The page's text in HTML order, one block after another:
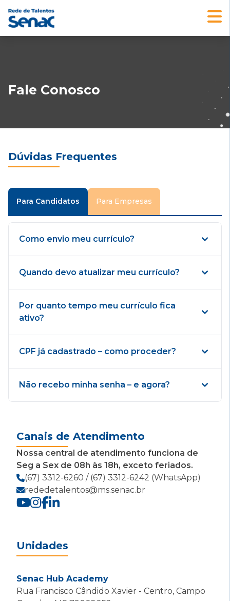
Fale Conosco
Dúvidas Frequentes
Para Candidatos Para Empresas
Como envio meu currículo?
Quando devo atualizar meu currículo?
Por quanto tempo meu currículo fica
ativo?
CPF já cadastrado – como proceder?
Não recebo minha senha – e agora?
Canais de Atendimento
Nossa central de atendimento funciona de
Seg a Sex de 08h às 18h, exceto feriados.
(67) 3312-6260 / (67) 3312-6242 (WhatsApp)
rededetalentos@ms.senac.br
Unidades
Senac Hub Academy
Rua Francisco Cândido Xavier - Centro, Campo